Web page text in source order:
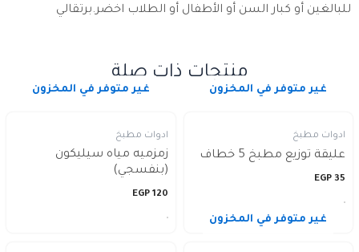
للبالغين أو كبار السن أو الأطفال أو الطلاب اخضر.برتقالي
منتجات ذات صلة
غير متوفر في المخزون
ادوات مطبخ
عليقة توزيع مطبخ 5 خطاف
35
EGP
غير متوفر في المخزون
ادوات مطبخ
زمزميه مياه سيليكون
(بنفسجي)
120
EGP
غير متوفر في المخزون